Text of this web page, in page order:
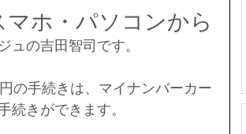
ホ・パソコンから
ュの吉田智司です。
の手続きは、マイナンバーカー
続きができます。